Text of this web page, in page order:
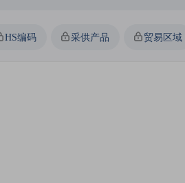
HS编码 采供产品 贸易区域